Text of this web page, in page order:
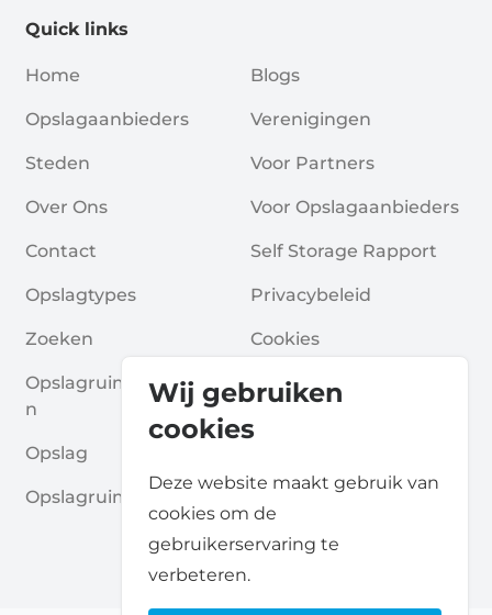
Wij gebruiken
cookies
Deze website maakt gebruik van
cookies om de
gebruikerservaring te
verbeteren.
Quick links
Home
Opslagaanbieders
Steden
Over Ons
Contact
Opslagtypes
Zoeken
Opslagruimte Aanvrage
N
Opslag
Opslagruimte Gidsen
Blogs
Verenigingen
Voor Partners
Voor Opslagaanbieders
Self Storage Rapport
Privacybeleid
Cookies
Algemene Voorwaarde